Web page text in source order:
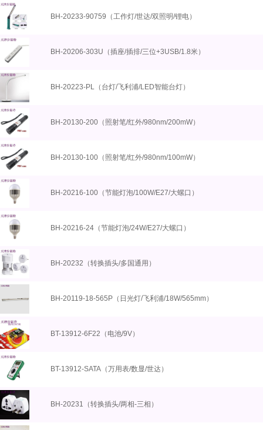
BH-20233-90759（工作灯/世达/双照明/锂电）
BH-20206-303U（插座/插排/三位+3USB/1.8米）
BH-20223-PL（台灯/飞利浦/LED智能台灯）
BH-20130-200（照射笔/红外/980nm/200mW）
BH-20130-100（照射笔/红外/980nm/100mW）
BH-20216-100（节能灯泡/100W/E27/大螺口）
BH-20216-24（节能灯泡/24W/E27/大螺口）
BH-20232（转换插头/多国通用）
BH-20119-18-565P（日光灯/飞利浦/18W/565mm）
BT-13912-6F22（电池/9V）
BT-13912-SATA（万用表/数显/世达）
BH-20231（转换插头/两相-三相）